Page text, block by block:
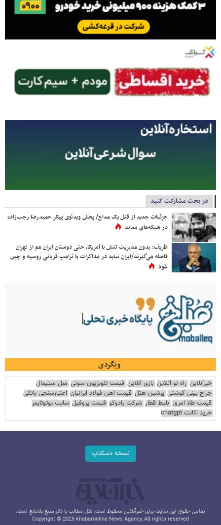
در بحث مشارکت کنید
جزئیات جدید از قتل یک مداح/ پخش ویدئوی پیکر حمیدرضا رجب‌زاده
در شبکه‌های معاند
ظریف: بدون مدیریت تنش با آمریکا، حتی دوستان ایران هم از تهران
فاصله می‌گیرند/ایران نباید در مذاکرات با ترامپ قربانی روسیه و چین
شود
وبگردی
خبرآنلاین راه نو آنلاین بازی آنلاین قیمت تلویزیون سونی مبل مینیمال
جراح بینی گوشتی پرشین هتل قیمت آهن فولاد ایرانیان اعتبارسنجی بانکی
قیمت طلا امروز بلیط قطار شرکت رادوکو قیمت پروفیل سایت یوتوتایمز
خرید اکانت chatgpt
نسخه دسکتاپ
تمامی حقوق این سایت برای خبرآنلاین محفوظ است. نقل مطالب با ذکر منبع بلامانع است.
Copyright © 2025 khabaronline News Agancy, All rights reserved